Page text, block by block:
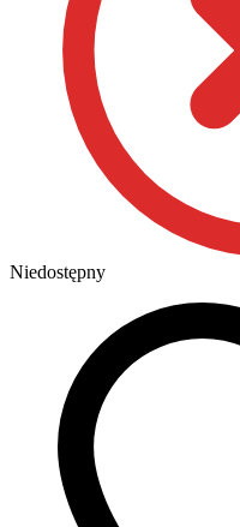
Niedostępny